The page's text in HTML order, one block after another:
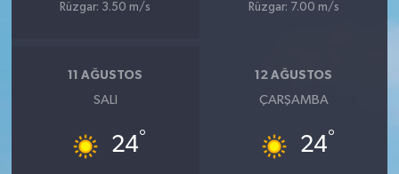
Rüzgar: 3.50 m/s
Rüzgar: 7.00 m/s
11 AĞUSTOS
SALI
24°
12 AĞUSTOS
ÇARŞAMBA
24°